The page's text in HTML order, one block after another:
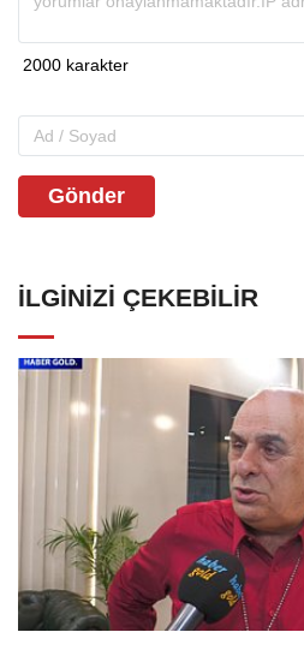
Gönder
İLGINIZI ÇEKEBILIR